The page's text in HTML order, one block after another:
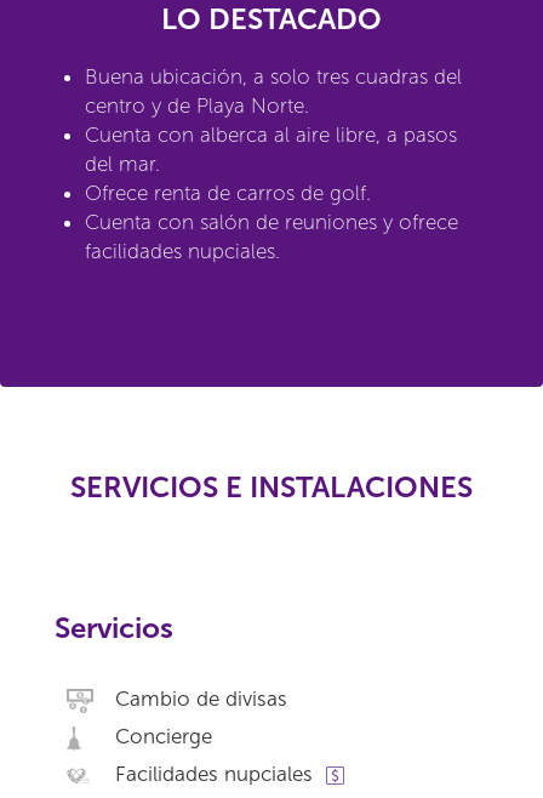
LO DESTACADO
Buena ubicación, a solo tres cuadras del
centro y de Playa Norte.
Cuenta con alberca al aire libre, a pasos
del mar.
Ofrece renta de carros de golf.
Cuenta con salón de reuniones y ofrece
facilidades nupciales.
SERVICIOS E INSTALACIONES
Servicios
Cambio de divisas
Concierge
Facilidades nupciales